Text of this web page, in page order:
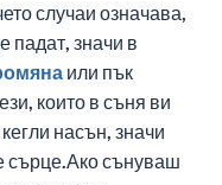
случаи означава,
падат, значи в
или пък
които в съня ви
насън, значи
сърце.Ако сънуваш